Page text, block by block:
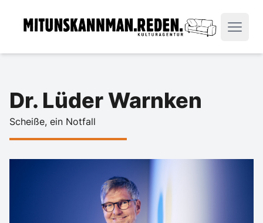
Dr. Lüder Warnken
Scheiße, ein Notfall